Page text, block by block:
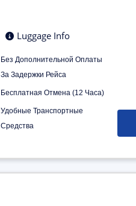
Luggage Info
Без Дополнительной Оплаты
За Задержки Рейса
Бесплатная Отмена (12 Часа)
Удобные Транспортные
Средства